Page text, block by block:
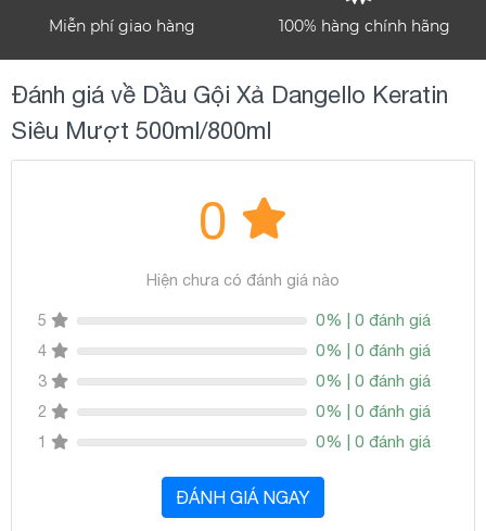
Miễn phí giao hàng 100% hàng chính hãng
Đánh giá về Dầu Gội Xả Dangello Keratin
Siêu Mượt 500ml/800ml
0
Hiện chưa có đánh giá nào
5 0% | 0 đánh giá
4 0% | 0 đánh giá
3 0% | 0 đánh giá
2 0% | 0 đánh giá
1 0% | 0 đánh giá
ĐÁNH GIÁ NGAY